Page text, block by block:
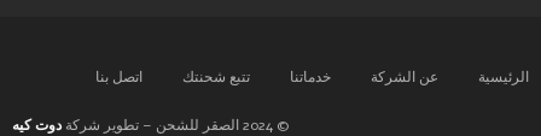
الرئيسية عن الشركة خدماتنا تتبع شحنتك اتصل بنا
© 2024 الصقر للشحن – تطوير شركة دوت كيه